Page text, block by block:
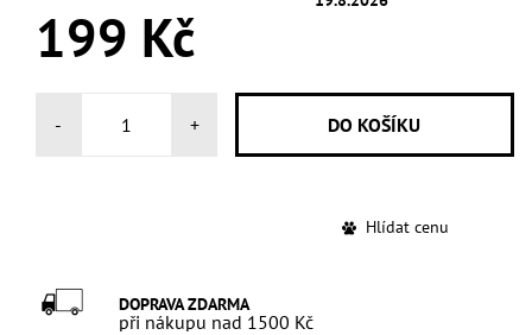
199 Kč
- +
Hlídat cenu
DOPRAVA ZDARMA
při nákupu nad 1500 Kč